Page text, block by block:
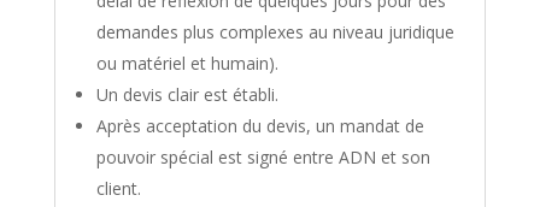
demandes plus complexes au niveau juridique
ou matériel et humain).
Un devis clair est établi.
Après acceptation du devis, un mandat de
pouvoir spécial est signé entre ADN et son
client.